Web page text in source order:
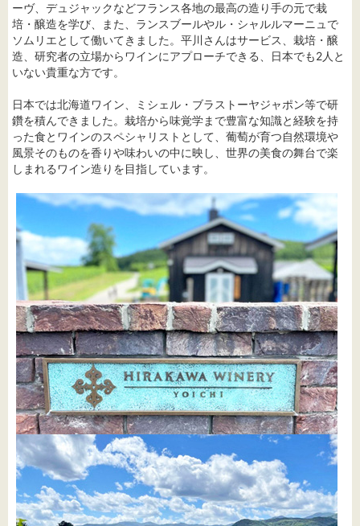
ーヴ、デュジャックなどフランス各地の最高の造り手の元で栽
培・醸造を学び、また、ランスブールやル・シャルルマーニュで
ソムリエとして働いてきました。平川さんはサービス、栽培・醸
造、研究者の立場からワインにアプローチできる、日本でも2人と
いない貴重な方です。
日本では北海道ワイン、ミシェル・ブラストーヤジャポン等で研
鑽を積んできました。栽培から味覚学まで豊富な知識と経験を持
った食とワインのスペシャリストとして、葡萄が育つ自然環境や
風景そのものを香りや味わいの中に映し、世界の美食の舞台で楽
しまれるワイン造りを目指しています。